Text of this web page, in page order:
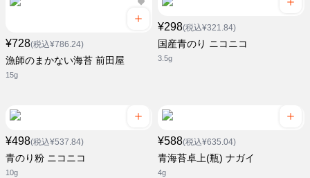
¥728(税込¥786.24)
漁師のまかない海苔 前田屋
15g
¥298(税込¥321.84)
国産青のり ニコニコ
3.5g
¥498(税込¥537.84)
青のり粉 ニコニコ
10g
¥588(税込¥635.04)
青海苔卓上(瓶) ナガイ
4g